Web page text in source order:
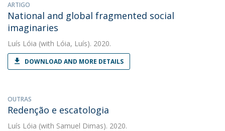
ARTIGO
National and global fragmented social
imaginaries
Luís Lóia (with Lóia, Luís). 2020.
DOWNLOAD AND MORE DETAILS
OUTRAS
Redenção e escatologia
Luís Lóia (with Samuel Dimas). 2020.